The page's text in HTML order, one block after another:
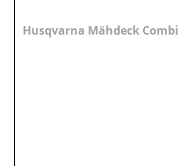
Husqvarna Mähdeck Combi